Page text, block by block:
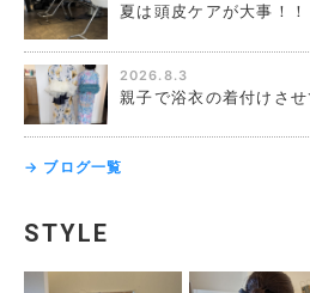
夏は頭皮ケアが大事！！
2026.8.3
親子で浴衣の着付けさ
→ ブログ一覧
STYLE